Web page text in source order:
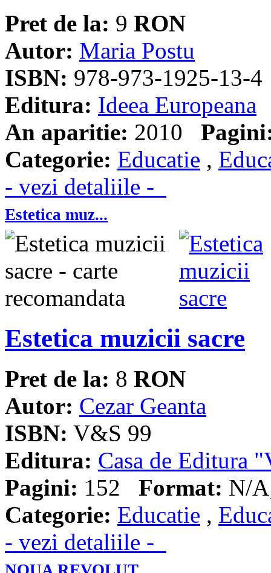
Pret de la: 9 RON
Autor: Maria Postu
ISBN: 978-973-1925-13-4
Editura: Ideea Europeana
An aparitie: 2010
Categorie: Educatie ,
- vezi detaliile -
Estetica muz...
Estetica muzicii sacre
Pret de la: 8 RON
Autor: Cezar Geanta
ISBN: V&S 99
Editura: Casa de Editura
Pagini: 152 Format: N/
Categorie: Educatie ,
- vezi detaliile -